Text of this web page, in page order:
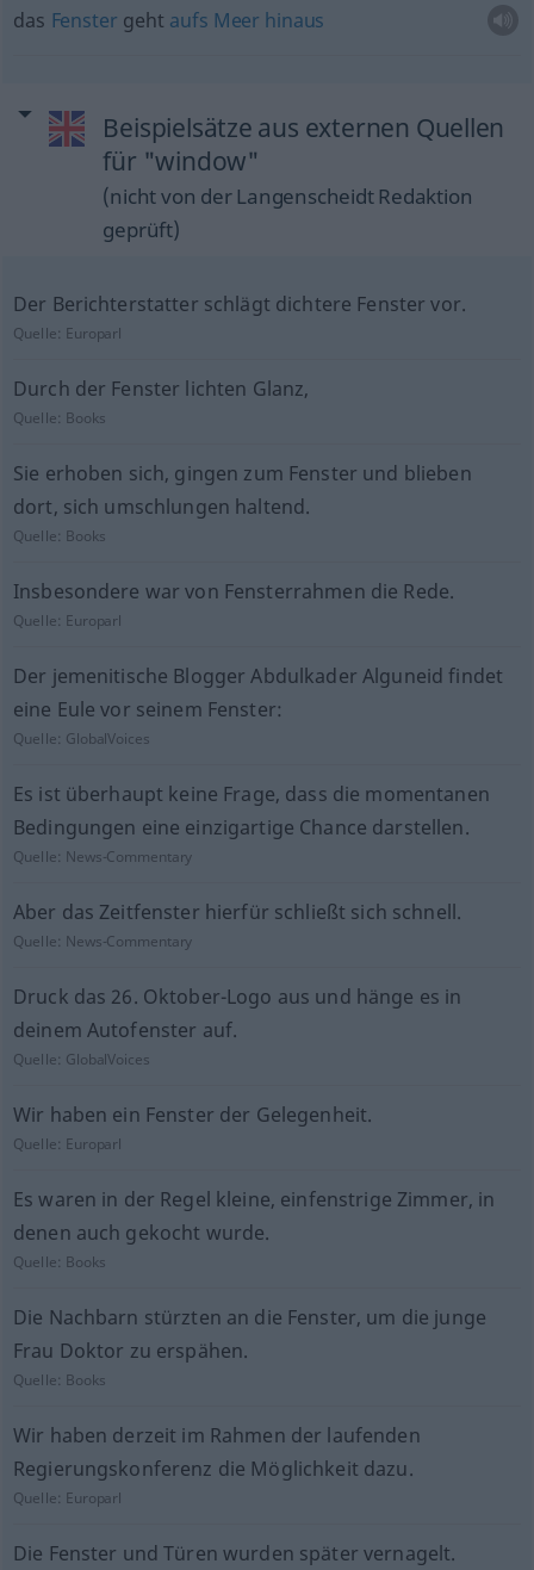
das Fenster geht aufs Meer hinaus
Beispielsätze aus externen Quellen
für "window"
(nicht von der Langenscheidt Redaktion
geprüft)
Der Berichterstatter schlägt dichtere Fenster vor.
Quelle: Europarl
Durch der Fenster lichten Glanz,
Quelle: Books
Sie erhoben sich, gingen zum Fenster und blieben
dort, sich umschlungen haltend.
Quelle: Books
Insbesondere war von Fensterrahmen die Rede.
Quelle: Europarl
Der jemenitische Blogger Abdulkader Alguneid findet
eine Eule vor seinem Fenster:
Quelle: GlobalVoices
Es ist überhaupt keine Frage, dass die momentanen
Bedingungen eine einzigartige Chance darstellen.
Quelle: News-Commentary
Aber das Zeitfenster hierfür schließt sich schnell.
Quelle: News-Commentary
Druck das 26. Oktober-Logo aus und hänge es in
deinem Autofenster auf.
Quelle: GlobalVoices
Wir haben ein Fenster der Gelegenheit.
Quelle: Europarl
Es waren in der Regel kleine, einfenstrige Zimmer, in
denen auch gekocht wurde.
Quelle: Books
Die Nachbarn stürzten an die Fenster, um die junge
Frau Doktor zu erspähen.
Quelle: Books
Wir haben derzeit im Rahmen der laufenden
Regierungskonferenz die Möglichkeit dazu.
Quelle: Europarl
Die Fenster und Türen wurden später vernagelt.